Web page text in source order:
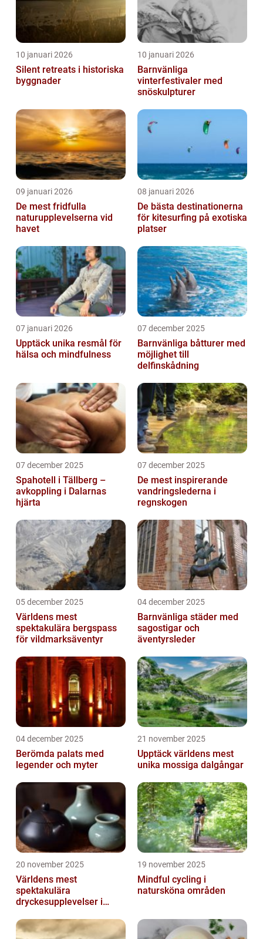
10 januari 2026
Silent retreats i historiska
byggnader
10 januari 2026
Barnvänliga
vinterfestivaler med
snöskulpturer
09 januari 2026
De mest fridfulla
naturupplevelserna vid
havet
08 januari 2026
De bästa destinationerna
för kitesurfing på exotiska
platser
07 januari 2026
Upptäck unika resmål för
hälsa och mindfulness
07 december 2025
Barnvänliga båtturer med
möjlighet till
delfinskådning
07 december 2025
Spahotell i Tällberg –
avkoppling i Dalarnas
hjärta
07 december 2025
De mest inspirerande
vandringslederna i
regnskogen
05 december 2025
Världens mest
spektakulära bergspass
för vildmarksäventyr
04 december 2025
Barnvänliga städer med
sagostigar och
äventyrsleder
04 december 2025
Berömda palats med
legender och myter
21 november 2025
Upptäck världens mest
unika mossiga dalgångar
20 november 2025
Världens mest
spektakulära
dryckesupplevelser i
19 november 2025
Mindful cycling i
natursköna områden